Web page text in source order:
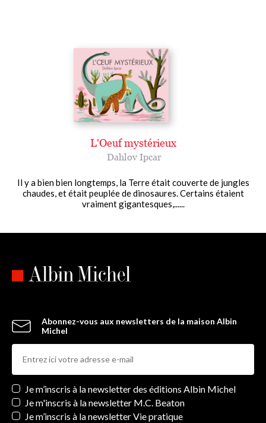
L'Oeuf mystérieux
Dahlov Ipcar
Il y a bien bien longtemps, la Terre était couverte de jungles
chaudes, et était peuplée de dinosaures. Certains étaient
vraiment gigantesques,......
Abonnez-vous aux newsletters de la maison Albin
Michel
Newsletters
Je m’inscris à la newsletter des éditions Albin Michel
Je m'inscris à la newsletter M.C. Beaton
Je m’inscris à la newsletter Vie pratique